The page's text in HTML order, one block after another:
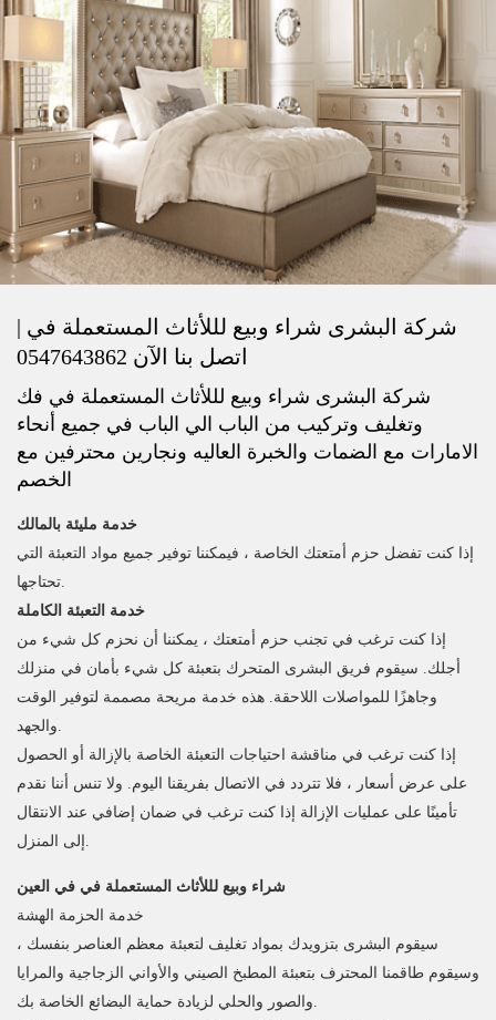
شركة البشرى شراء وبيع لللأثاث المستعملة في |
اتصل بنا الآن 0547643862
شركة البشرى شراء وبيع لللأثاث المستعملة في فك
وتغليف وتركيب من الباب الي الباب في جميع أنحاء
الامارات مع الضمات والخبرة العاليه ونجارين محترفين مع
الخصم
خدمة مليئة بالمالك
إذا كنت تفضل حزم أمتعتك الخاصة ، فيمكننا توفير جميع مواد التعبئة التي
خدمة التعبئة الكاملة
إذا كنت ترغب في تجنب حزم أمتعتك ، يمكننا أن نحزم كل شيء من
أجلك. سيقوم فريق البشرى المتحرك بتعبئة كل شيء بأمان في منزلك
وجاهزًا للمواصلات اللاحقة. هذه خدمة مريحة مصممة لتوفير الوقت
إذا كنت ترغب في مناقشة احتياجات التعبئة الخاصة بالإزالة أو الحصول
على عرض أسعار ، فلا تتردد في الاتصال بفريقنا اليوم. ولا تنس أننا نقدم
تأمينًا على عمليات الإزالة إذا كنت ترغب في ضمان إضافي عند الانتقال
شراء وبيع لللأثاث المستعملة في في العين
خدمة الحزمة الهشة
سيقوم البشرى بتزويدك بمواد تغليف لتعبئة معظم العناصر بنفسك ،
وسيقوم طاقمنا المحترف بتعبئة المطبخ الصيني والأواني الزجاجية والمرايا